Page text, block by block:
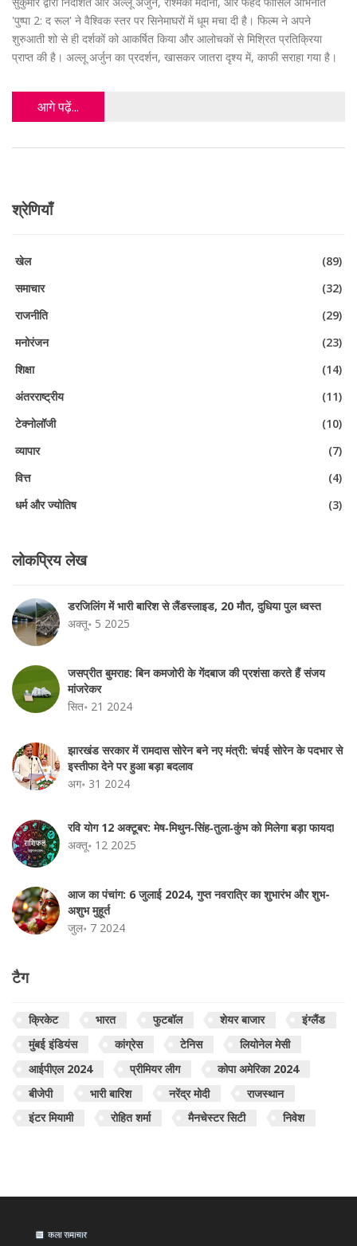
'पुष्पा 2: द रूल' ने वैश्विक स्तर पर सिनेमाघरों में धूम मचा दी है। फिल्म ने अपने
शुरुआती शो से ही दर्शकों को आकर्षित किया और आलोचकों से मिश्रित प्रतिक्रिया
प्राप्त की है। अल्लू अर्जुन का प्रदर्शन, खासकर जातरा दृश्य में, काफी सराहा गया है।
आगे पढ़ें...
श्रेणियाँ
खेल
(89)
समाचार
(32)
राजनीति
(29)
मनोरंजन
(23)
शिक्षा
(14)
अंतरराष्ट्रीय
(11)
टेक्नोलॉजी
(10)
व्यापार
(7)
वित्त
(4)
धर्म और ज्योतिष
(3)
लोकप्रिय लेख
डरजिलिंग में भारी बारिश से लैंडस्लाइड, 20 मौत, दुधिया पुल ध्वस्त
अक्तू॰ 5 2025
जसप्रीत बुमराह: बिन कमजोरी के गेंदबाज की प्रशंसा करते हैं संजय
मांजरेकर
सित॰ 21 2024
झारखंड सरकार में रामदास सोरेन बने नए मंत्री: चंपई सोरेन के पदभार से
इस्तीफा देने पर हुआ बड़ा बदलाव
अग॰ 31 2024
रवि योग 12 अक्टूबर: मेष‑मिथुन‑सिंह‑तुला‑कुंभ को मिलेगा बड़ा फायदा
अक्तू॰ 12 2025
आज का पंचांग: 6 जुलाई 2024, गुप्त नवरात्रि का शुभारंभ और शुभ-
अशुभ मुहूर्त
जुल॰ 7 2024
टैग
क्रिकेट भारत फुटबॉल शेयर बाजार
इंग्लैंड
मुंबई इंडियंस
कांग्रेस टेनिस
लियोनेल मेसी
आईपीएल 2024
प्रीमियर लीग
कोपा अमेरिका 2024
बीजेपी
भारी बारिश नरेंद्र मोदी
राजस्थान
इंटर मियामी
रोहित शर्मा मैनचेस्टर सिटी निवेश